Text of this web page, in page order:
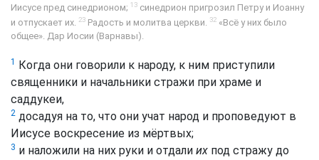
Иисусе пред синедрионом; 13 синедрион пригрозил Петру и Иоанну
и отпускает их.
23 Радость и молитва церкви. 32 «Всё у них было
общее». Дар Иосии (Варнавы).
1
Когда они говорили к народу, к ним приступили
священники и начальники стражи при храме и
саддукеи,
2 досадуя на то, что они учат народ и проповедуют в
Иисусе воскресение из мёртвых;
3 и наложили на них руки и отдали их под стражу до